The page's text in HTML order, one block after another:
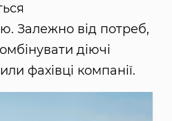
Залежно від потреб,
діючі
фахівці компанії.